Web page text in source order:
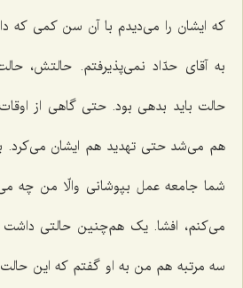
که ایشان را می‌دیدم با آن سن کمی که
به آقای حدّاد نمی‌پذیرفتم. حالتش،
حالت باید بدهی بود. حتی گاهی از
هم می‌شد حتی تهدید هم ایشان می‌کرد.
شما جامعه عمل بپوشانی والّا من چه
می‌کنم، افشا. یک‌ هم‌چنین حالتی
سه مرتبه هم من به او گفتم که این